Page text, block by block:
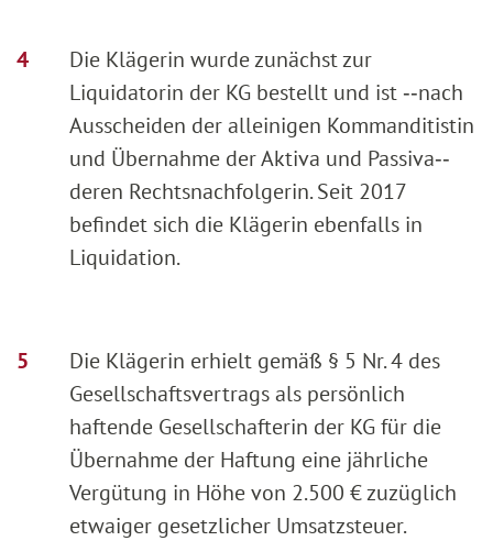
Die Klägerin wurde zunächst zur
Liquidatorin der KG bestellt und ist ‑‑nach
Ausscheiden der alleinigen Kommanditistin
und Übernahme der Aktiva und Passiva‑‑
deren Rechtsnachfolgerin. Seit 2017
befindet sich die Klägerin ebenfalls in
Liquidation.
Die Klägerin erhielt gemäß § 5 Nr. 4 des
Gesellschaftsvertrags als persönlich
haftende Gesellschafterin der KG für die
Übernahme der Haftung eine jährliche
Vergütung in Höhe von 2.500 € zuzüglich
etwaiger gesetzlicher Umsatzsteuer.